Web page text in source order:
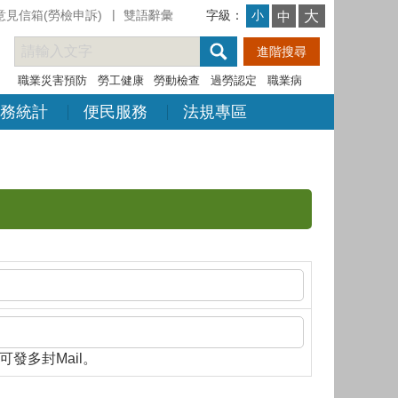
見信箱(勞檢申訴) 雙語辭彙 字級： 小 中 大
職業災害預防 勞工健康 勞動檢查 過勞認定 職業病
統計 便民服務 法規專區
發多封Mail。